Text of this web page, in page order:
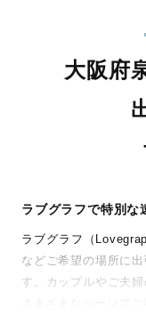
大阪府
ラブグラフで特別な
ラブグラフ（
などご希望の場所に
す。カップルやご夫